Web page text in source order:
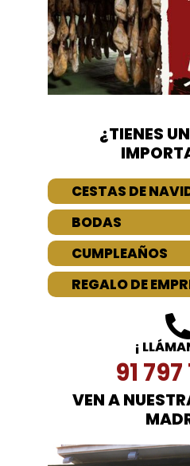
¿TIENES
CESTAS DE
BODAS
CUMPLEAÑOS
REGALO DE
¡
91 797
VEN A